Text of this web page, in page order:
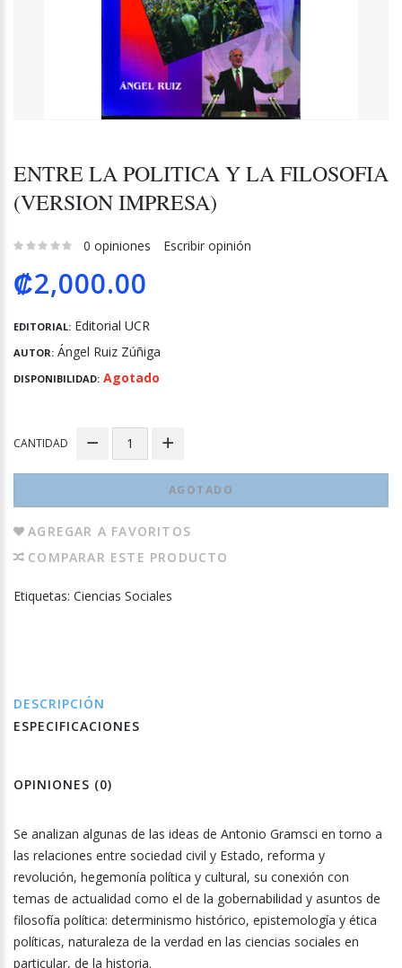
ENTRE LA POLITICA Y LA FILOSOFIA
(VERSION IMPRESA)
0 opiniones Escribir opinión
₡2,000.00
EDITORIAL: Editorial UCR
AUTOR: Ángel Ruiz Zúñiga
DISPONIBILIDAD: Agotado
CANTIDAD
AGOTADO
AGREGAR A FAVORITOS
COMPARAR ESTE PRODUCTO
Etiquetas: Ciencias Sociales
DESCRIPCIÓN
ESPECIFICACIONES
OPINIONES (0)
Se analizan algunas de las ideas de Antonio Gramsci en torno a
las relaciones entre sociedad civil y Estado, reforma y
revolución, hegemonía política y cultural, su conexión con
temas de actualidad como el de la gobernabilidad y asuntos de
filosofía política: determinismo histórico, epistemología y ética
políticas, naturaleza de la verdad en las ciencias sociales en
particular, de la historia.